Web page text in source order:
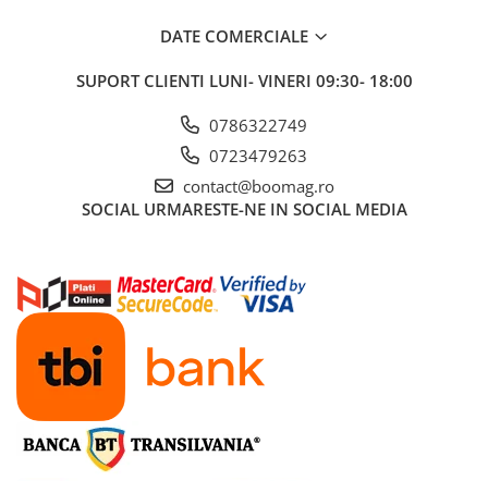
Manete mixte frana - schimbator
Rucsaci si borsete ciclism
Manusi bicicleta
Pantofi ciclism
Imbracaminte ciclism barbati
Imbracaminte ciclism dama
Imbracaminte ciclism copii
DATE COMERCIALE
SUPORT CLIENTI LUNI- VINERI 09:30- 18:00
0786322749
0723479263
contact@boomag.ro
SOCIAL URMARESTE-NE IN SOCIAL MEDIA